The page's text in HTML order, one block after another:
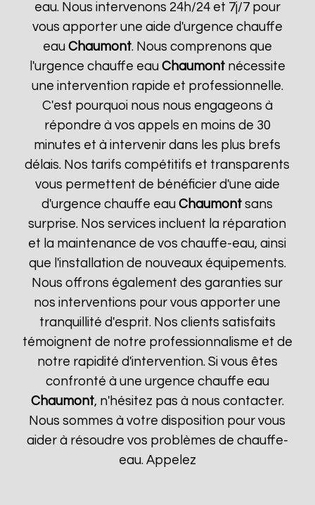
eau. Nous intervenons 24h/24 et 7j/7 pour
vous apporter une aide d'urgence chauffe
eau Chaumont. Nous comprenons que
l'urgence chauffe eau Chaumontnécessite
une intervention rapide et professionnelle.
C'est pourquoi nous nous engageons à
répondre à vos appels en moins de 30
minutes et à intervenir dans les plus brefs
délais. Nos tarifs compétitifs et transparents
vous permettent de bénéficier d'une aide
d'urgence chauffe eauChaumont sans
surprise. Nos services incluent la réparation
et la maintenance de vos chauffe-eau, ainsi
que l'installation de nouveaux équipements.
Nous offrons également des garanties sur
nos interventions pour vous apporter une
tranquillité d'esprit. Nos clients satisfaits
témoignent de notre professionnalisme et de
notre rapidité d'intervention. Si vous êtes
confronté à une urgence chauffe eau
Chaumont, n'hésitez pas à nous contacter.
Nous sommes à votre disposition pour vous
aider à résoudre vos problèmes de chauffe-
eau. Appelez